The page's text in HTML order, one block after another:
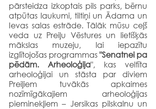
pārsteidza izkoptais pils parks, bērnu
atpūtas laukumi, tiltiņi un Ādama un
Ievas salas estrāde. Tālāk mūsu ceļš
veda uz Preiļu Vēstures un lietišķās
mākslas muzeju, lai iepazītu
izglītojošas programmas "Senatnei pa
pēdām. Arheoloģija", kas veltīta
arheoloģijai un stāsta par diviem
Preiļiem tuvākās apkaimes
nozīmīgākajiem arheoloģijas
pieminekļiem – Jersikas pilskalnu un